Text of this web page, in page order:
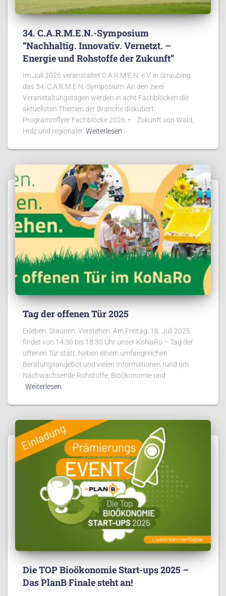
34. C.A.R.M.E.N.-Symposium
“Nachhaltig. Innovativ. Vernetzt. –
Energie und Rohstoffe der Zukunft”
Im Juli 2026 veranstaltet C.A.R.M.E.N. e.V. in Straubing
das 34. C.A.R.M.E.N.-Symposium. An den zwei
Veranstaltungstagen werden in acht Fachblöcken die
aktuellsten Themen der Branche diskutiert.
Programmflyer Fachblöcke 2026: • Zukunft von Wald,
Holz und regionaler Weiterlesen
Tag der offenen Tür 2025
Erleben. Staunen. Verstehen. Am Freitag, 18. Juli 2025
findet von 14:30 bis 18:30 Uhr unser KoNaRo – Tag der
offenen Tür statt. Neben einem umfangreichen
Beratungsangebot und vielen Informationen rund um
Nachwachsende Rohstoffe, Bioökonomie und
Weiterlesen
Die TOP Bioökonomie Start-ups 2025 –
Das PlanB Finale steht an!